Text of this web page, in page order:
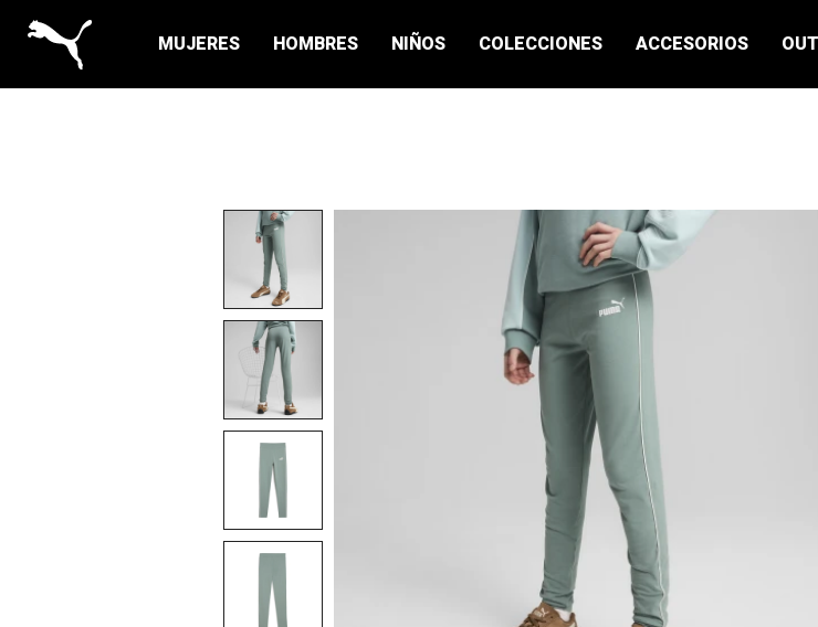
MUJERES HOMBRES NIÑOS COLECCIONES ACCESORIOS